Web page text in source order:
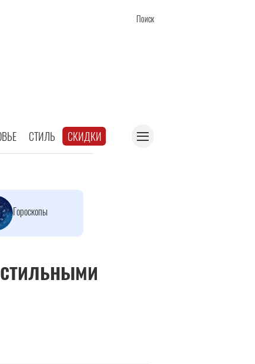
Поиск
СТИЛЬ СКИДКИ
Гороскопы